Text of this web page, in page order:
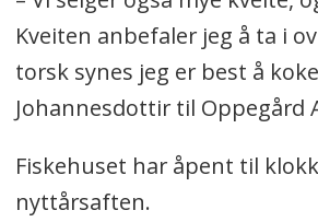
Kveiten anbefaler jeg å ta i
torsk synes jeg er best å
Johannesdottir til Oppegård
Fiskehuset har åpent til
nyttårsaften.